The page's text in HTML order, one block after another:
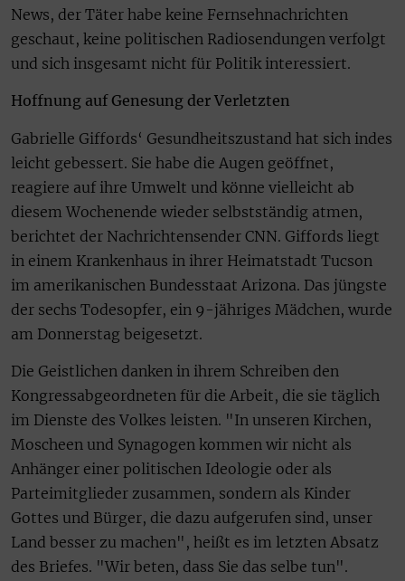
News, der Täter habe keine Fernsehnachrichten
geschaut, keine politischen Radiosendungen verfolgt
und sich insgesamt nicht für Politik interessiert.
Hoffnung auf Genesung der Verletzten
Gabrielle Giffords‘ Gesundheitszustand hat sich indes
leicht gebessert. Sie habe die Augen geöffnet,
reagiere auf ihre Umwelt und könne vielleicht ab
diesem Wochenende wieder selbstständig atmen,
berichtet der Nachrichtensender CNN. Giffords liegt
in einem Krankenhaus in ihrer Heimatstadt Tucson
im amerikanischen Bundesstaat Arizona. Das jüngste
der sechs Todesopfer, ein 9-jähriges Mädchen, wurde
am Donnerstag beigesetzt.
Die Geistlichen danken in ihrem Schreiben den
Kongressabgeordneten für die Arbeit, die sie täglich
im Dienste des Volkes leisten. "In unseren Kirchen,
Moscheen und Synagogen kommen wir nicht als
Anhänger einer politischen Ideologie oder als
Parteimitglieder zusammen, sondern als Kinder
Gottes und Bürger, die dazu aufgerufen sind, unser
Land besser zu machen", heißt es im letzten Absatz
des Briefes. "Wir beten, dass Sie das selbe tun".